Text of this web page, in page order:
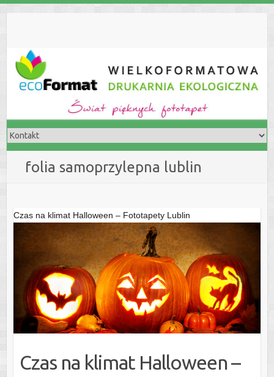
folia samoprzylepna lublin
Czas na klimat Halloween – Fototapety Lublin
Czas na klimat Halloween –